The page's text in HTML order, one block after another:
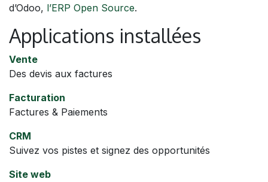
d’Odoo, l’ERP Open Source.
Applications installées
Vente
Des devis aux factures
Facturation
Factures & Paiements
CRM
Suivez vos pistes et signez des opportunités
Site web